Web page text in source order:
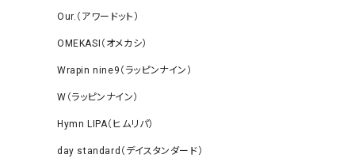
Our.（アワードット）
OMEKASI（オメカシ）
Wrapin nine9（ラッピンナイン）
W（ラッピンナイン）
Hymn LIPA（ヒムリパ）
day standard（デイスタンダード）